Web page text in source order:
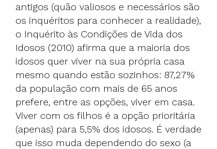
antigos (quão valiosos e necessários são
os inquéritos para conhecer a realidade),
o Inquérito às Condições de Vida dos
Idosos (2010) afirma que a maioria dos
idosos quer viver na sua própria casa
mesmo quando estão sozinhos: 87,27%
da população com mais de 65 anos
prefere, entre as opções, viver em casa.
Viver com os filhos é a opção prioritária
(apenas) para 5,5% dos idosos. É verdade
que isso muda dependendo do sexo (a